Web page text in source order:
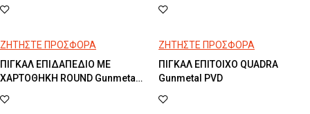
ΖΗΤΗΣΤΕ ΠΡΟΣΦΟΡΑ
ΠΙΓΚΑΛ ΕΠΙΔΑΠΕΔΙΟ ΜΕ
ΧΑΡΤΟΘΗΚΗ ROUND Gunmetal
ΖΗΤΗΣΤΕ ΠΡΟΣΦΟΡΑ
ΠΙΓΚΑΛ ΕΠΙΤΟΙΧΟ QUADRA
Gunmetal PVD